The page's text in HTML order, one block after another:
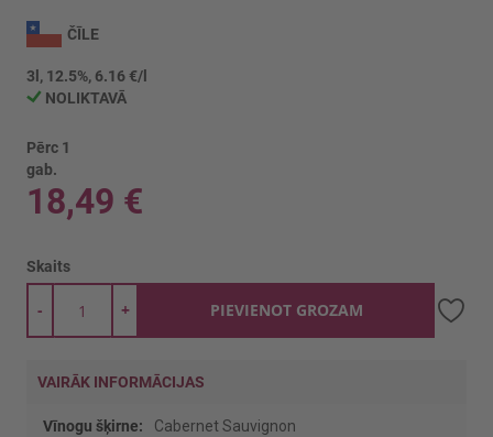
uz
galerijas
sākumu
ČĪLE
3l, 12.5%, 6.16 €/l
NOLIKTAVĀ
Pērc 1
gab.
18,49 €
Skaits
+
- PIEVIENOT GROZAM
VAIRĀK INFORMĀCIJAS
Vairāk
Cabernet Sauvignon